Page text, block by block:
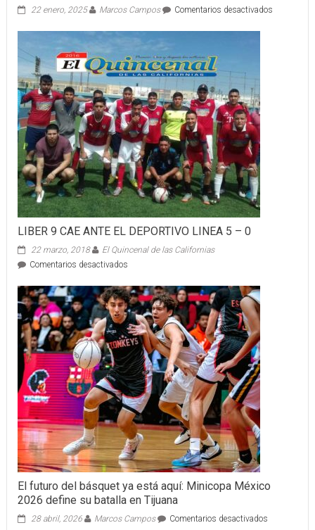
22 enero, 2025 Marcos Campos Comentarios desactivadosen
LIBER 9 CAE ANTE EL DEPORTIVO LINEA 5 – 0
22 marzo, 2018
El Quincenal de las Californias
Comentarios desactivadosen
9
CAE
ANTE
EL
DEPORTIVO
LINEA
5
–
0
El futuro del básquet ya está aquí: Minicopa México
2026 define su batalla en Tijuana
28 abril, 2026 Marcos Campos Comentarios desactivadosen